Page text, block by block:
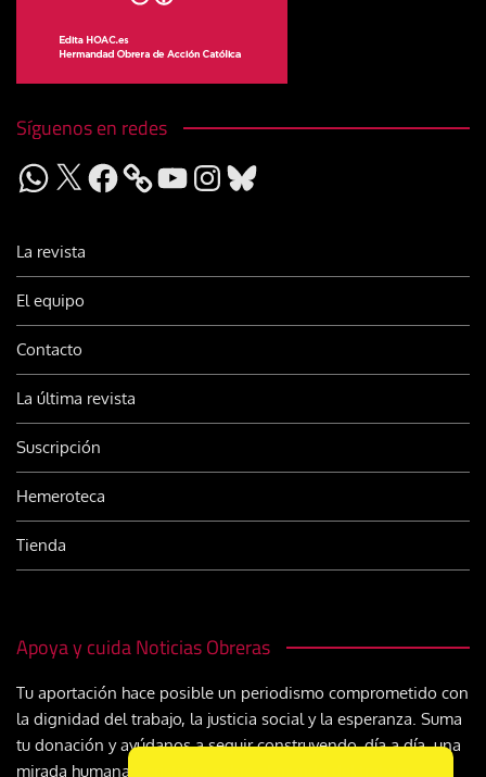
Síguenos en redes
WhatsApp
X Facebook YouTubeInstagram
Bluesky
La revista
El equipo
Contacto
La última revista
Suscripción
Hemeroteca
Tienda
Apoya y cuida Noticias Obreras
Tu aportación hace posible un periodismo comprometido con
la dignidad del trabajo, la justicia social y la esperanza. Suma
tu donación y ayúdanos a seguir construyendo, día a día, una
mirada humana y cristiana sobre el mundo del trabajo